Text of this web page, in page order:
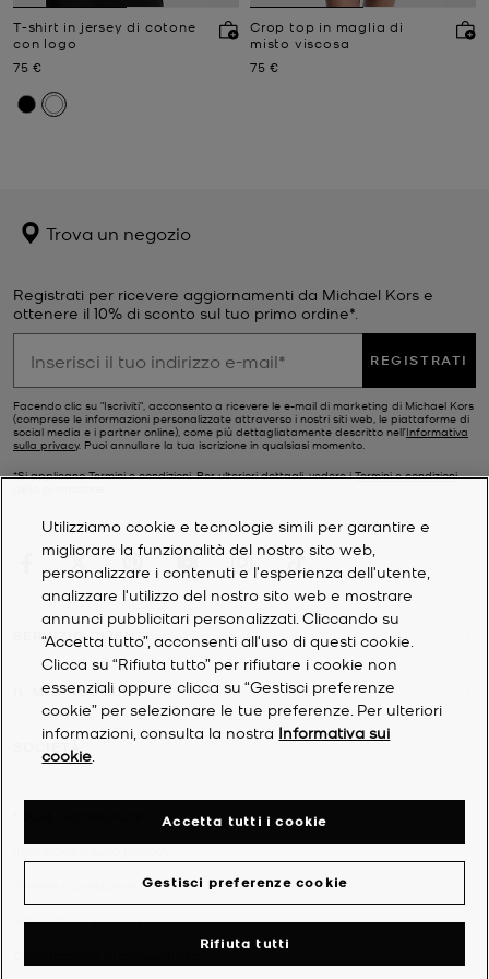
T-shirt in jersey di cotone
con logo
Prezzo attuale
75 €
Crop top in maglia di
misto viscosa
Prezzo attuale
75 €
Trova un negozio
Registrati per ricevere aggiornamenti da Michael Kors e
ottenere il 10% di sconto sul tuo primo ordine*.
REGISTRATI
Facendo clic su "Iscriviti", acconsento a ricevere le e-mail di marketing di Michael Kors
(comprese le informazioni personalizzate attraverso i nostri siti web, le piattaforme di
social media e i partner online), come più dettagliatamente descritto nell’Informativa
sulla privacy. Puoi annullare la tua iscrizione in qualsiasi momento.
*Si applicano Termini e condizioni. Per ulteriori dettagli, vedere iTermini e condizioni
SERVIZIO CLIENTI
IL MIO ACCOUNT
SOCIETÀ
Informativa sui cookie
Utilizziamo cookie e tecnologie simili per garantire e
migliorare la funzionalità del nostro sito web,
personalizzare i contenuti e l'esperienza dell'utente,
analizzare l'utilizzo del nostro sito web e mostrare
annunci pubblicitari personalizzati. Cliccando su
“Accetta tutto”, acconsenti all'uso di questi cookie.
Clicca su “Rifiuta tutto” per rifiutare i cookie non
essenziali oppure clicca su “Gestisci preferenze
cookie” per selezionare le tue preferenze. Per ulteriori
informazioni, consulta la nostra Informativa sui
cookie
Gestisci preferenze cookie
Rifiuta tutti
Accetta tutti i cookie